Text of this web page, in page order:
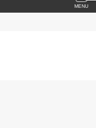
MENU